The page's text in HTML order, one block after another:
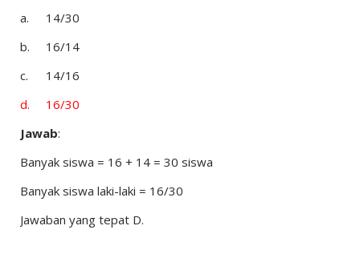
a.
14/30
b.
16/14
c.
14/16
d.
16/30
Jawab:
Banyak siswa = 16 + 14 = 30 siswa
Banyak siswa laki-laki = 16/30
Jawaban yang tepat D.